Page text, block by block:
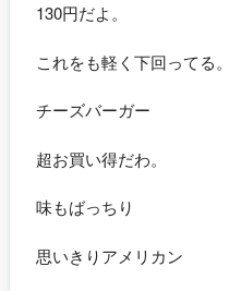
130円だよ。
これをも軽く下回ってる。
チーズバーガー
超お買い得だわ。
味もばっちり
思いきりアメリカン